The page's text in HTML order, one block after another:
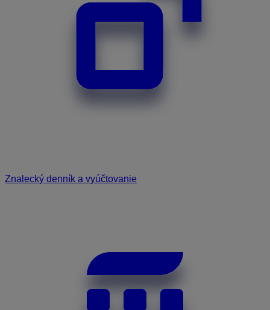
Znalecký denník a vyúčtovanie